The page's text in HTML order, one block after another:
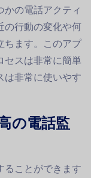
の電話アクティ
の行動の変化や何
ちます。このアプ
セスは非常に簡単
は非常に使いやす
の電話監
ることができます